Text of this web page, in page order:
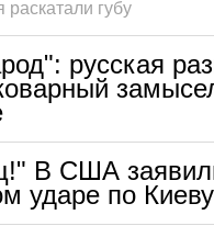
губу
русская
В США
ударе по Киеву